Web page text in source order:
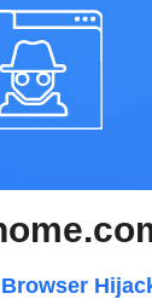
Browser